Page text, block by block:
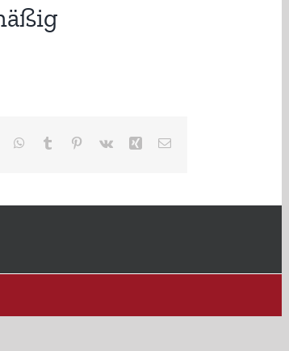
WhatsApp
Tumblr Pinterest
Vk Xing E-